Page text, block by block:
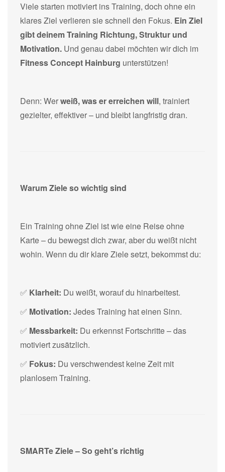
Viele starten motiviert ins Training, doch ohne ein
klares Ziel verlieren sie schnell den Fokus. Ein Ziel
gibt deinem Training Richtung, Struktur und
Motivation. Und genau dabei möchten wir dich im
Fitness Concept Hainburg unterstützen!
Denn: Werweiß, was er erreichen will, trainiert
gezielter, effektiver – und bleibt langfristig dran.
Warum Ziele so wichtig sind
Ein Training ohne Ziel ist wie eine Reise ohne
Karte – du bewegst dich zwar, aber du weißt nicht
wohin. Wenn du dir klare Ziele setzt, bekommst du:
✅ Klarheit: Du weißt, worauf du hinarbeitest.
✅ Motivation: Jedes Training hat einen Sinn.
✅ Messbarkeit: Du erkennst Fortschritte – das
motiviert zusätzlich.
✅ Fokus: Du verschwendest keine Zeit mit
planlosem Training.
SMARTe Ziele – So geht’s richtig